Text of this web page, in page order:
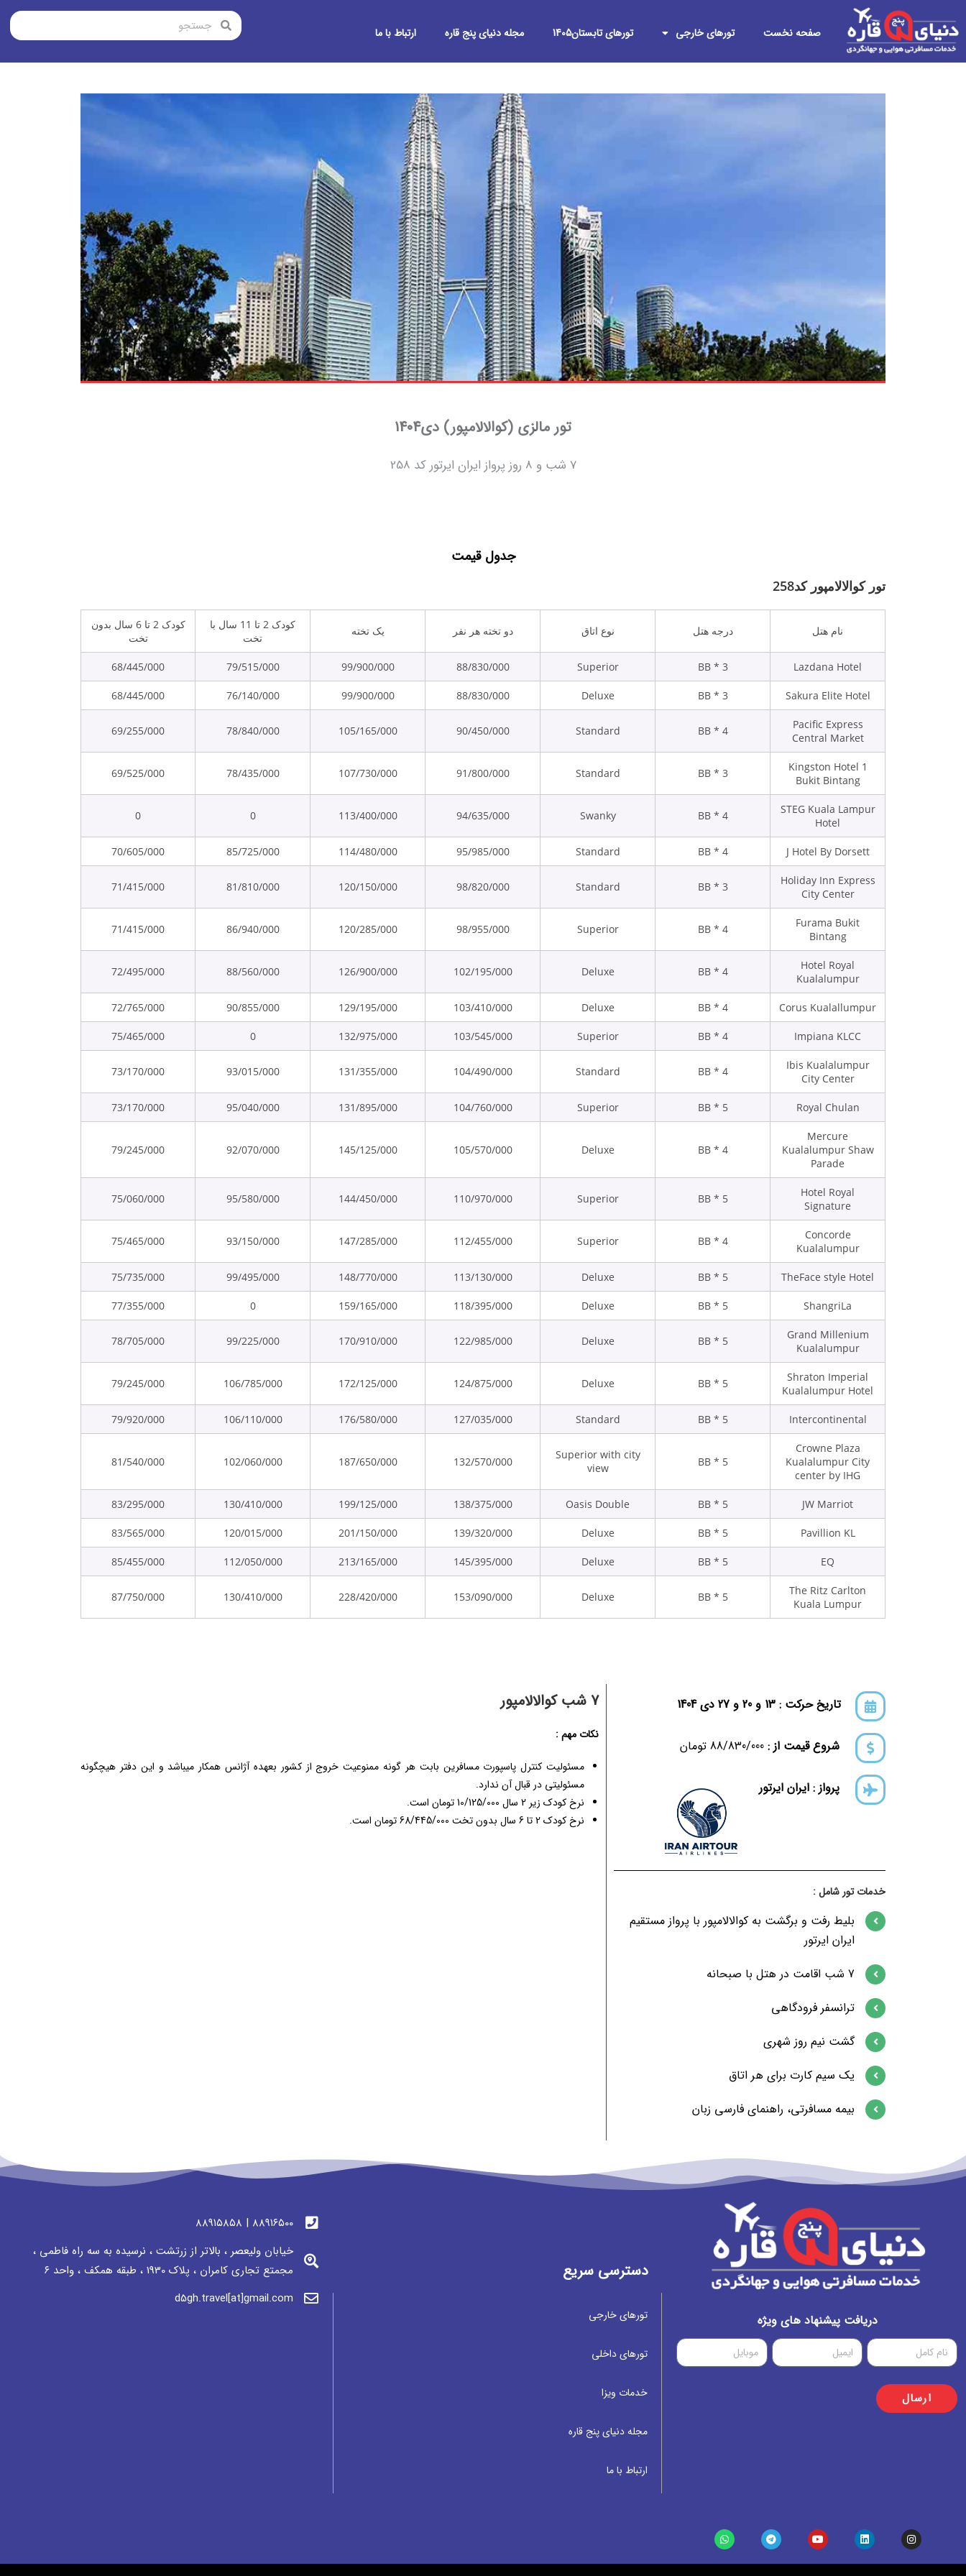
صفحه نخست تورهای خارجی تورهای تابستان1405 مجله دنیای پنج قاره ارتباط با ما
تور مالزی (کوالالامپور) دی1404
7 شب و 8 روز پرواز ایران ایرتور کد 258
جدول قیمت
تور کوالالامپور کد258
نام هتل درجه هتل نوع اتاق دو تخته هر نفر یک تخته
کودک 2 تا 11 سال با
تخت
کودک 2 تا 6 سال بدون
تخت
Lazdana Hotel
3 * BB
Superior
88/830/000
99/900/000
79/515/000
68/445/000
Sakura Elite Hotel
3 * BB
Deluxe
88/830/000
99/900/000
76/140/000
68/445/000
Pacific Express
Central Market
4 * BB
Standard
90/450/000
105/165/000
78/840/000
69/255/000
Kingston Hotel 1
Bukit Bintang
3 * BB
Standard
91/800/000
107/730/000
78/435/000
69/525/000
STEG Kuala Lampur
Hotel
4 * BB
Swanky
94/635/000
113/400/000
0
0
J Hotel By Dorsett
4 * BB
Standard
95/985/000
114/480/000
85/725/000
70/605/000
Holiday Inn Express
City Center
3 * BB
Standard
98/820/000
120/150/000
81/810/000
71/415/000
Furama Bukit
Bintang
4 * BB
Superior
98/955/000
120/285/000
86/940/000
71/415/000
Hotel Royal
Kualalumpur
4 * BB
Deluxe
102/195/000
126/900/000
88/560/000
72/495/000
Corus Kualallumpur
4 * BB
Deluxe
103/410/000
129/195/000
90/855/000
72/765/000
Impiana KLCC
4 * BB
Superior
103/545/000
132/975/000
0
75/465/000
Ibis Kualalumpur
City Center
4 * BB
Standard
104/490/000
131/355/000
93/015/000
73/170/000
Royal Chulan
5 * BB
Superior
104/760/000
131/895/000
95/040/000
73/170/000
Mercure
Kualalumpur Shaw
Parade
4 * BB
Deluxe
105/570/000
145/125/000
92/070/000
79/245/000
Hotel Royal
Signature
5 * BB
Superior
110/970/000
144/450/000
95/580/000
75/060/000
Concorde
Kualalumpur
4 * BB
Superior
112/455/000
147/285/000
93/150/000
75/465/000
TheFace style Hotel
5 * BB
Deluxe
113/130/000
148/770/000
99/495/000
75/735/000
ShangriLa
5 * BB
Deluxe
118/395/000
159/165/000
0
77/355/000
Grand Millenium
Kualalumpur
5 * BB
Deluxe
122/985/000
170/910/000
99/225/000
78/705/000
Shraton Imperial
Kualalumpur Hotel
5 * BB
Deluxe
124/875/000
172/125/000
106/785/000
79/245/000
Intercontinental
5 * BB
Standard
127/035/000
176/580/000
106/110/000
79/920/000
Crowne Plaza
Kualalumpur City
center by IHG
5 * BB
Superior with city
view
132/570/000
187/650/000
102/060/000
81/540/000
JW Marriot
5 * BB
Oasis Double
138/375/000
199/125/000
130/410/000
83/295/000
Pavillion KL
5 * BB
Deluxe
139/320/000
201/150/000
120/015/000
83/565/000
EQ
5 * BB
Deluxe
145/395/000
213/165/000
112/050/000
85/455/000
The Ritz Carlton
Kuala Lumpur
5 * BB
Deluxe
153/090/000
228/420/000
130/410/000
87/750/000
تاریخ حرکت : 13 و 20 و 27 دی 1404
شروع قیمت از :88/830/000 تومان
پرواز : ایران ایرتور
خدمات تور شامل :
بلیط رفت و برگشت به کوالالامپور با پرواز مستقیم
ایران ایرتور
7 شب اقامت در هتل با صبحانه
ترانسفر فرودگاهی
گشت نیم روز شهری
یک سیم کارت برای هر اتاق
بیمه مسافرتی، راهنمای فارسی زبان
7 شب کوالالامپور
نکات مهم :
مسئولیت کنترل پاسپورت مسافرین بابت هر گونه ممنوعیت خروج از کشور بعهده آژانس همکار میباشد و این دفتر هیچگونه
مسئولیتی در قبال آن ندارد.
نرخ کودک زیر 2 سال 10/125/000 تومان است.
نرخ کودک 2 تا 6 سال بدون تخت 68/445/000 تومان است.
دریافت پیشنهاد های ویژه
ارسال
دسترسی سریع
تورهای خارجی
تورهای داخلی
خدمات ویزا
مجله دنیای پنج قاره
ارتباط با ما
٨٨٩١٦٥٠٠ | ٨٨٩١٥٨٥٨
خیابان ولیعصر ، بالاتر از زرتشت ، نرسيده به سه راه فاطمی ،
مجمتع تجاری كامران ، پلاک 1930 ، طبقه همکف ، واحد ٦
d5gh.travel[at]gmail.com